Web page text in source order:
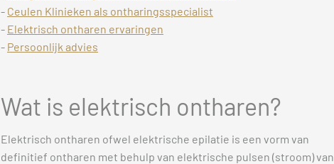
- Ceulen Klinieken als ontharingsspecialist
- Elektrisch ontharen ervaringen
- Persoonlijk advies
Wat is elektrisch ontharen?
Elektrisch ontharen ofwel elektrische epilatie is een vorm van
definitief ontharen met behulp van elektrische pulsen (stroom) van